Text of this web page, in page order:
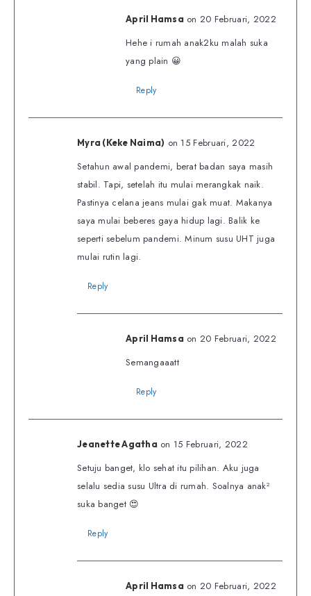
April Hamsa on 20 Februari, 2022
Hehe i rumah anak2ku malah suka
yang plain 😀
Reply
Myra (Keke Naima) on 15 Februari, 2022
Setahun awal pandemi, berat badan saya masih
stabil. Tapi, setelah itu mulai merangkak naik.
Pastinya celana jeans mulai gak muat. Makanya
saya mulai beberes gaya hidup lagi. Balik ke
seperti sebelum pandemi. Minum susu UHT juga
mulai rutin lagi.
Reply
April Hamsa on 20 Februari, 2022
Semangaaatt
Reply
Jeanette Agatha on 15 Februari, 2022
Setuju banget, klo sehat itu pilihan. Aku juga
selalu sedia susu Ultra di rumah. Soalnya anak²
suka banget 😍
Reply
April Hamsa on 20 Februari, 2022